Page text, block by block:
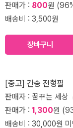
판매가 : 800원
배송비 : 3,500원
장바구니
[중고] 간송 전형필
판매자 : 꿈꾸는 세상
판매가 : 1,300원
배송비 : 30,000원